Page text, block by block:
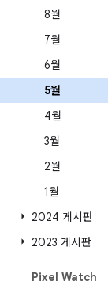
8월
7월
6월
5월
4월
3월
2월
1월
2024 게시판
2023 게시판
Pixel Watch